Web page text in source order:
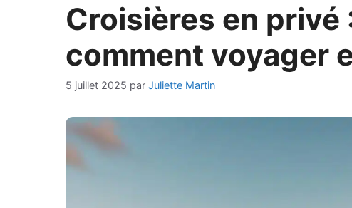
Croisières en privé
comment voyager
5 juillet 2025 par Juliette Martin